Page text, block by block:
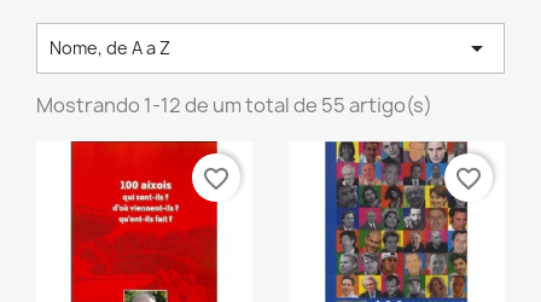
Nome, de A a Z 
Mostrando 1-12 de um total de 55 artigo(s)
favorite_border favorite_border